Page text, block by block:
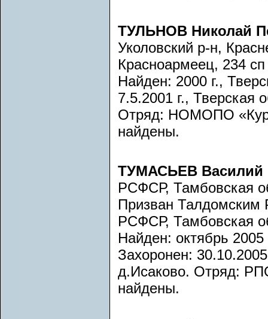
ТУЛЬНОВ Николай
Уколовский р-н,
Красноармеец, 234
Найден: 2000 г.,
7.5.2001 г., Тверская
Отряд: НОМОПО
найдены.
ТУМАСЬЕВ
РСФСР, Тамбовская
Призван
РСФСР, Тамбовская
Найден: октябрь
Захоронен:
д.Исаково. Отряд:
найдены.